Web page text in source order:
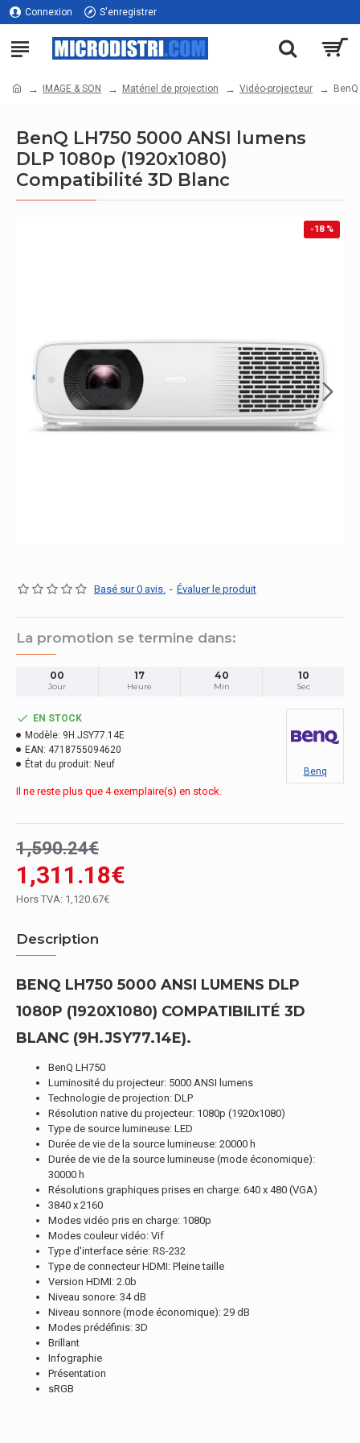
Connexion S'enregistrer
IMAGE & SON Matériel de projection Vidéo-projecteur
BenQ LH750 5000 ANSI lumens
DLP 1080p (1920x1080)
Compatibilité 3D Blanc
-18 %
Basé sur 0 avis. - Évaluer le produit
La promotion se termine dans:
00
Jour
17
Heure
40
Min
10
Sec
1,311.18€
1,590.24€
Hors TVA: 1,120.67€
EN STOCK
Modèle: 9H.JSY77.14E
EAN: 4718755094620
État du produit: Neuf
Benq
Il ne reste plus que 4 exemplaire(s) en stock.
Description
BENQ LH750 5000 ANSI LUMENS DLP
1080P (1920X1080) COMPATIBILITÉ 3D
BLANC (9H.JSY77.14E).
BenQ LH750
Luminosité du projecteur: 5000 ANSI lumens
Technologie de projection: DLP
Résolution native du projecteur: 1080p (1920x1080)
Type de source lumineuse: LED
Durée de vie de la source lumineuse: 20000 h
Durée de vie de la source lumineuse (mode économique):
30000 h
Résolutions graphiques prises en charge: 640 x 480 (VGA)
3840 x 2160
Modes vidéo pris en charge: 1080p
Modes couleur vidéo: Vif
Type d'interface série: RS-232
Type de connecteur HDMI: Pleine taille
Version HDMI: 2.0b
Niveau sonore: 34 dB
Niveau sonnore (mode économique): 29 dB
Modes prédéfinis: 3D
Brillant
Infographie
Présentation
sRGB